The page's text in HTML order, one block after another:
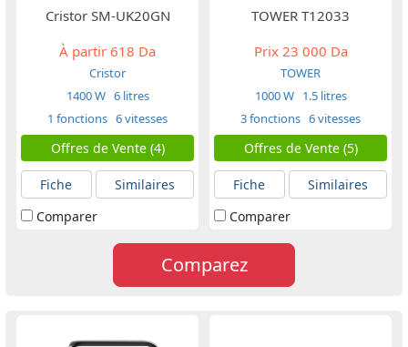
Cristor SM-UK20GN
À partir 618 Da
Cristor
1400 W 6 litres
1 fonctions 6 vitesses
Offres de Vente (4)
Fiche
Similaires
Comparer
TOWER T12033
Prix23 000 Da
TOWER
1000 W 1.5 litres
3 fonctions 6 vitesses
Offres de Vente (5)
Fiche
Similaires
Comparer
Comparez